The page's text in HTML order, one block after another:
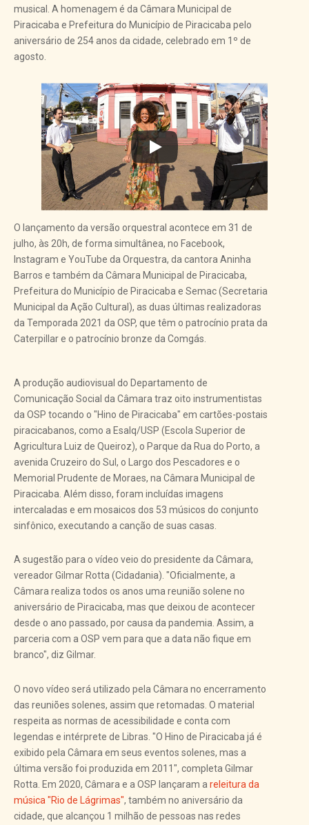
musical. A homenagem é da Câmara Municipal de
Piracicaba e Prefeitura do Município de Piracicaba pelo
aniversário de 254 anos da cidade, celebrado em 1º de
agosto.
O lançamento da versão orquestral acontece em 31 de
julho, às 20h, de forma simultânea, no Facebook,
Instagram e YouTube da Orquestra, da cantora Aninha
Barros e também da Câmara Municipal de Piracicaba,
Prefeitura do Município de Piracicaba e Semac (Secretaria
Municipal da Ação Cultural), as duas últimas realizadoras
da Temporada 2021 da OSP, que têm o patrocínio prata da
Caterpillar e o patrocínio bronze da Comgás.
A produção audiovisual do Departamento de
Comunicação Social da Câmara traz oito instrumentistas
da OSP tocando o "Hino de Piracicaba" em cartões-postais
piracicabanos, como a Esalq/USP (Escola Superior de
Agricultura Luiz de Queiroz), o Parque da Rua do Porto, a
avenida Cruzeiro do Sul, o Largo dos Pescadores e o
Memorial Prudente de Moraes, na Câmara Municipal de
Piracicaba. Além disso, foram incluídas imagens
intercaladas e em mosaicos dos 53 músicos do conjunto
sinfônico, executando a canção de suas casas.
A sugestão para o vídeo veio do presidente da Câmara,
vereador Gilmar Rotta (Cidadania). "Oficialmente, a
Câmara realiza todos os anos uma reunião solene no
aniversário de Piracicaba, mas que deixou de acontecer
desde o ano passado, por causa da pandemia. Assim, a
parceria com a OSP vem para que a data não fique em
branco", diz Gilmar.
O novo vídeo será utilizado pela Câmara no encerramento
das reuniões solenes, assim que retomadas. O material
respeita as normas de acessibilidade e conta com
legendas e intérprete de Libras. "O Hino de Piracicaba já é
exibido pela Câmara em seus eventos solenes, mas a
última versão foi produzida em 2011", completa Gilmar
Rotta. Em 2020, Câmara e a OSP lançaram a releitura da
música "Rio de Lágrimas", também no aniversário da
cidade, que alcançou 1 milhão de pessoas nas redes